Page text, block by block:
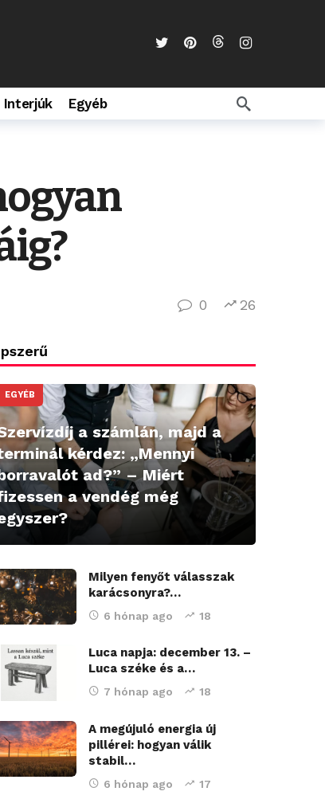
Interjúk Egyéb
0 26
EGYÉB
a számlán, majd a
kérdez: „Mennyi
ad?” – Miért
a vendég még
Milyen fenyőt válasszak
karácsonyra?…
6 hónap ago 18
Luca napja: december 13. –
Luca széke és a…
7 hónap ago 18
A megújuló energia új
pillérei: hogyan válik
stabil…
6 hónap ago 17